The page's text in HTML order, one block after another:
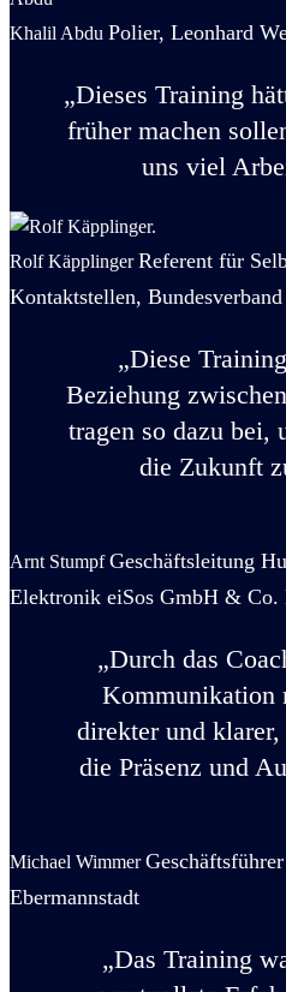
Khalil Abdu Polier, Leonhard
„Dieses Training
früher machen
uns viel
Rolf KäpplingerReferent für
Kontaktstellen,
„Diese
Beziehung
tragen so dazu bei,
die Zukunft
Arnt StumpfGeschäftsleitung
Elektronik eiSos GmbH & Co.
„Durch das
Kommunikation
direkter und klarer,
die Präsenz und
Michael Wimmer
Ebermannstadt
„Das Training